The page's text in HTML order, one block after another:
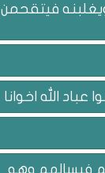
فيتقحمن
عباد الله اخوانا
فيسالهم وهو